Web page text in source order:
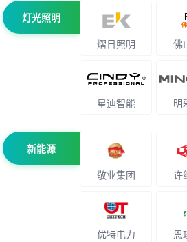
灯光照明
熠日照明 佛
星迪智能 明
新能源
敬业集团 许
优特电力 恩